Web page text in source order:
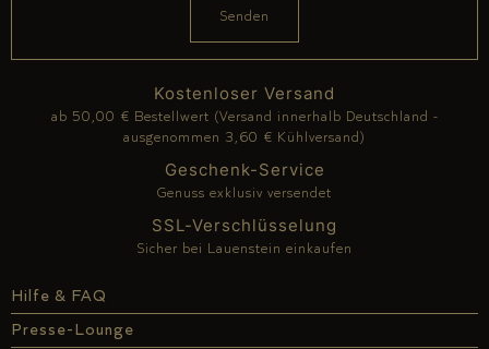
Hilfe & FAQ
Presse-Lounge
Kostenloser Versand
ab 50,00 € Bestellwert (Versand innerhalb Deutschland -
ausgenommen 3,60 € Kühlversand)
Geschenk-Service
Genuss exklusiv versendet
SSL-Verschlüsselung
Sicher bei Lauenstein einkaufen